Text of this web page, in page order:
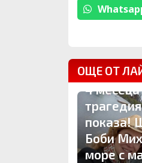
ОЩЕ ОТ
4
показа!
Боби
море с